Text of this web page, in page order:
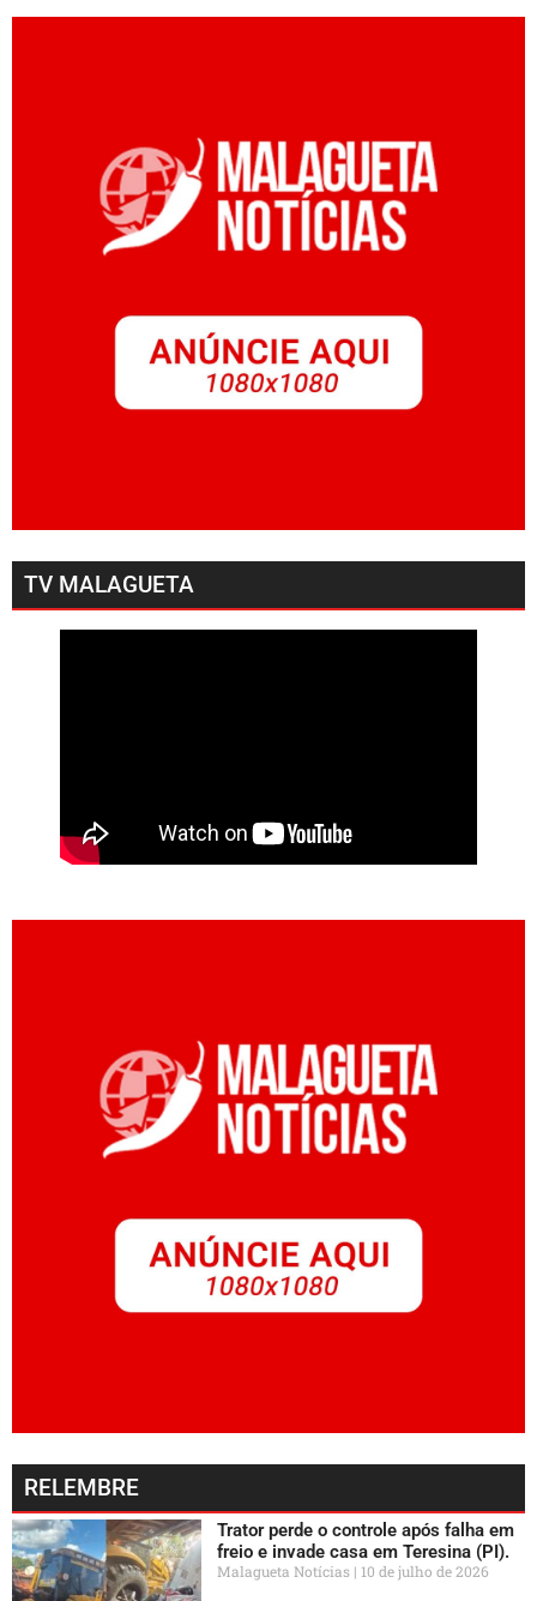
TV MALAGUETA
RELEMBRE
Trator perde o controle após falha em
freio e invade casa em Teresina (PI).
Malagueta Notícias 10 de julho de 2026